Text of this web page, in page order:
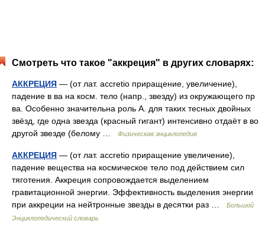
Смотреть что такое "аккреция" в других словарях:
АККРЕЦИЯ — (от лат. accretio приращение, увеличение),
падение в ва на косм. тело (напр., звезду) из окружающего пр
ва. Особенно значительна роль А. для таких тесных двойных
звёзд, где одна звезда (красный гигант) интенсивно отдаёт в во
другой звезде (белому …
Физическая энциклопедия
АККРЕЦИЯ — (от лат. accretio приращение увеличение),
падение вещества на космическое тело под действием сил
тяготения. Аккреция сопровождается выделением
гравитационной энергии. Эффективность выделения энергии
при аккреции на нейтронные звезды в десятки раз …
Большой
Энциклопедический словарь